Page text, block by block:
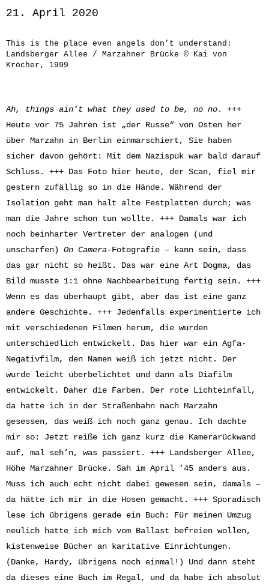
21. April 2020
This is the place even angels don’t understand:
Landsberger Allee / Marzahner Brücke © Kai von
Kröcher, 1999
Ah, things ain’t what they used to be, no no. +++
Heute vor 75 Jahren ist „der Russe“ von Osten her
über Marzahn in Berlin einmarschiert, Sie haben
sicher davon gehört: Mit dem Nazispuk war bald darauf
Schluss. +++ Das Foto hier heute, der Scan, fiel mir
gestern zufällig so in die Hände. Während der
Isolation geht man halt alte Festplatten durch; was
man die Jahre schon tun wollte. +++ Damals war ich
noch beinharter Vertreter der analogen (und
unscharfen) On Camera-Fotografie – kann sein, dass
das gar nicht so heißt. Das war eine Art Dogma, das
Bild musste 1:1 ohne Nachbearbeitung fertig sein. +++
Wenn es das überhaupt gibt, aber das ist eine ganz
andere Geschichte. +++ Jedenfalls experimentierte ich
mit verschiedenen Filmen herum, die wurden
unterschiedlich entwickelt. Das hier war ein Agfa-
Negativfilm, den Namen weiß ich jetzt nicht. Der
wurde leicht überbelichtet und dann als Diafilm
entwickelt. Daher die Farben. Der rote Lichteinfall,
da hatte ich in der Straßenbahn nach Marzahn
gesessen, das weiß ich noch ganz genau. Ich dachte
mir so: Jetzt reiße ich ganz kurz die Kamerarückwand
auf, mal seh’n, was passiert. +++ Landsberger Allee,
Höhe Marzahner Brücke. Sah im April ’45 anders aus.
Muss ich auch echt nicht dabei gewesen sein, damals –
da hätte ich mir in die Hosen gemacht. +++ Sporadisch
lese ich übrigens gerade ein Buch: Für meinen Umzug
neulich hatte ich mich vom Ballast befreien wollen,
kistenweise Bücher an karitative Einrichtungen.
(Danke, Hardy, übrigens noch einmal!) Und dann steht
da dieses eine Buch im Regal, und da habe ich absolut